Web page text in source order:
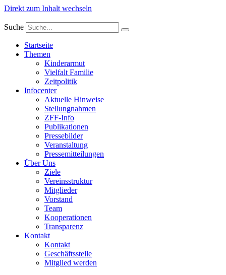
Direkt zum Inhalt wechseln
Suche
Startseite
Themen
Kinderarmut
Vielfalt Familie
Zeitpolitik
Infocenter
Aktuelle Hinweise
Stellungnahmen
ZFF-Info
Publikationen
Pressebilder
Veranstaltung
Pressemitteilungen
Über Uns
Ziele
Vereinsstruktur
Mitglieder
Vorstand
Team
Kooperationen
Transparenz
Kontakt
Kontakt
Geschäftsstelle
Mitglied werden